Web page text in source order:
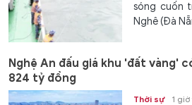
sóng cuốn
Nghê (Đà
Nghệ An đấu giá khu 'đất vàng'
824 tỷ đồng
Thời sự 1